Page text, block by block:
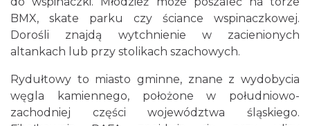
BMX, skate parku czy ściance wspinaczkowej.
Dorośli znajdą wytchnienie w zacienionych
altankach lub przy stolikach szachowych.
Rydułtowy to miasto gminne, znane z wydobycia
węgla kamiennego, położone w południowo-
zachodniej części województwa śląskiego.